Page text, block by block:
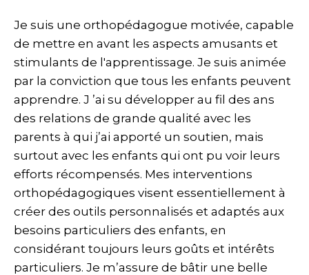
Je suis une orthopédagogue motivée, capable
de mettre en avant les aspects amusants et
stimulants de l'apprentissage. Je suis animée
par la conviction que tous les enfants peuvent
apprendre. J ’ai su développer au fil des ans
des relations de grande qualité avec les
parents à qui j’ai apporté un soutien, mais
surtout avec les enfants qui ont pu voir leurs
efforts récompensés. Mes interventions
orthopédagogiques visent essentiellement à
créer des outils personnalisés et adaptés aux
besoins particuliers des enfants, en
considérant toujours leurs goûts et intérêts
particuliers. Je m’assure de bâtir une belle